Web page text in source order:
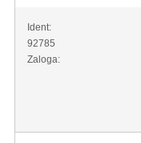
Ident:
92785
Zaloga: